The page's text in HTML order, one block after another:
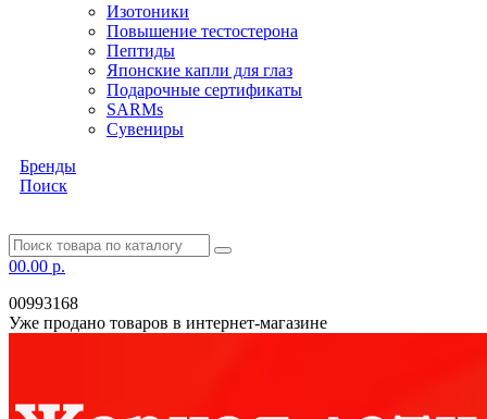
Изотоники
Повышение тестостерона
Пептиды
Японские капли для глаз
Подарочные сертификаты
SARMs
Сувениры
Бренды
Поиск
00.00 р.
00993168
Уже продано товаров в интернет-магазине